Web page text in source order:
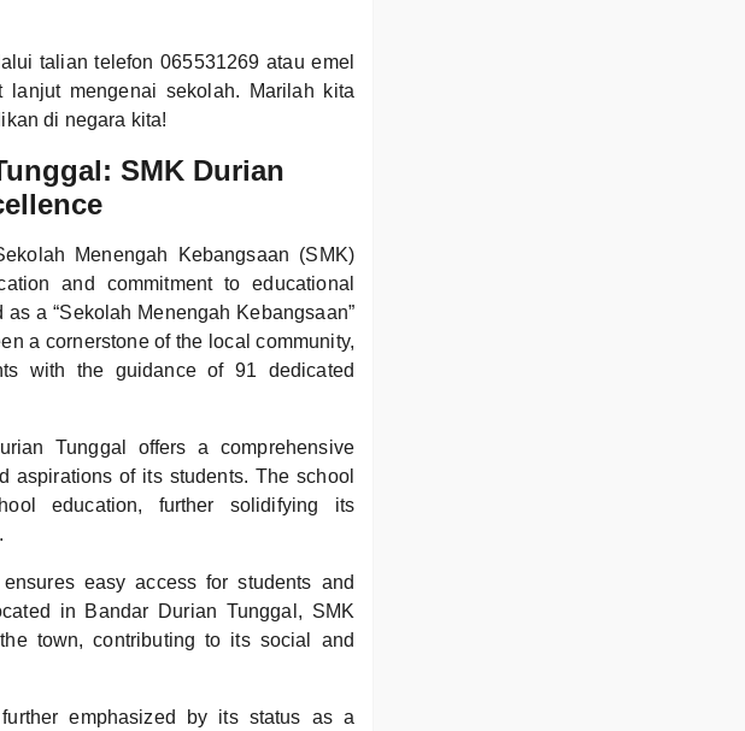
talian telefon 065531269 atau emel
lanjut mengenai sekolah. Marilah kita
di negara kita!
SMK Durian
Menengah Kebangsaan (SMK)
and commitment to educational
a “Sekolah Menengah Kebangsaan”
a cornerstone of the local community,
with the guidance of 91 dedicated
Tunggal offers a comprehensive
aspirations of its students. The school
education, further solidifying its
easy access for students and
in Bandar Durian Tunggal, SMK
town, contributing to its social and
emphasized by its status as a